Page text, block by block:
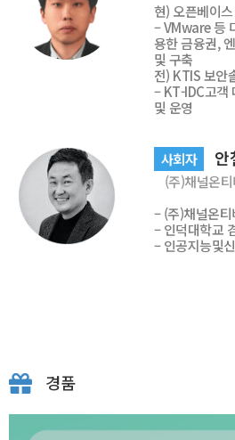
현) 오픈베이
– VMware 등
용한 금융권,
및 구축
전) KTIS 보안
– KT-IDC고객
및 운영
사회자 안
(주)채널온티
– (주)채널온
– 인덕대학교
– 인공지능및
경품